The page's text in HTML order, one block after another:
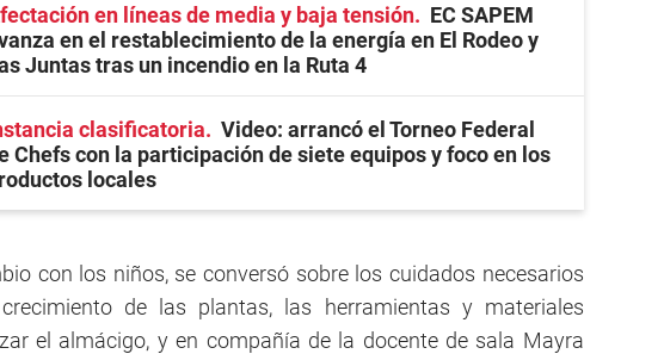
en líneas de media y baja tensión
EC SAPEM
en el restablecimiento de la energía en El Rodeo y
Juntas tras un incendio en la Ruta 4
clasificatoria
Video: arrancó el Torneo Federal
Chefs con la participación de siete equipos y foco en los
locales
con los niños, se conversó sobre los cuidados necesarios
de las plantas, las herramientas y materiales
el almácigo, y en compañía de la docente de sala Mayra